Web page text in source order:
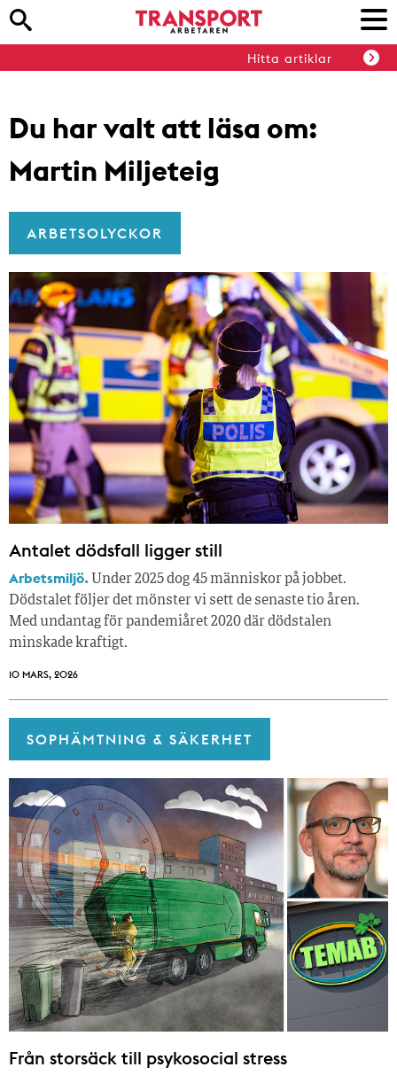
Hitta artiklar
Du har valt att läsa om:
Martin Miljeteig
ARBETSOLYCKOR
Antalet dödsfall ligger still
Arbetsmiljö. Under 2025 dog 45 människor på jobbet.
Dödstalet följer det mönster vi sett de senaste tio åren.
Med undantag för pandemiåret 2020 där dödstalen
minskade kraftigt.
10 MARS, 2026
SOPHÄMTNING & SÄKERHET
Från storsäck till psykosocial stress